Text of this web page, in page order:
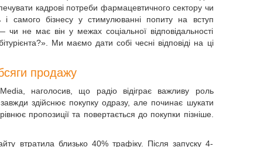
кадрові потреби фармацевтичного сектору чи
самого бізнесу у стимулюванні попиту на вступ
не має він у межах соціальної відповідальності
Ми маємо дати собі чесні відповіді на ці
продажу
наголосив, що радіо відіграє важливу роль
здійснює покупку одразу, але починає шукати
пропозиції та повертається до покупки пізніше.
втратила близько 40% трафіку. Після запуску 4-